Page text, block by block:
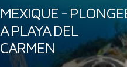
MEXIQUE -
A PLAYA DEL
CARMEN